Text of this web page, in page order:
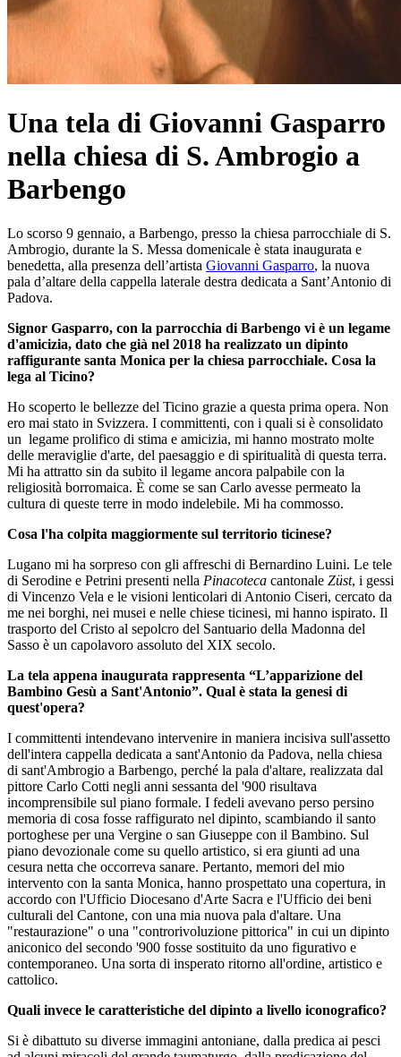
Una tela di Giovanni Gasparro
nella chiesa di S. Ambrogio a
Barbengo
Lo scorso 9 gennaio, a Barbengo, presso la chiesa parrocchiale di S.
Ambrogio, durante la S. Messa domenicale è stata inaugurata e
benedetta, alla presenza dell’artista Giovanni Gasparro, la nuova
pala d’altare della cappella laterale destra dedicata a Sant’Antonio di
Padova.
Signor Gasparro, con la parrocchia di Barbengo vi è un legame
d'amicizia, dato che già nel 2018 ha realizzato un dipinto
raffigurante santa Monica per la chiesa parrocchiale. Cosa la
lega al Ticino?
Ho scoperto le bellezze del Ticino grazie a questa prima opera. Non
ero mai stato in Svizzera. I committenti, con i quali si è consolidato
un legame prolifico di stima e amicizia, mi hanno mostrato molte
delle meraviglie d'arte, del paesaggio e di spiritualità di questa terra.
Mi ha attratto sin da subito il legame ancora palpabile con la
religiosità borromaica. È come se san Carlo avesse permeato la
cultura di queste terre in modo indelebile. Mi ha commosso.
Cosa l'ha colpita maggiormente sul territorio ticinese?
Lugano mi ha sorpreso con gli affreschi di Bernardino Luini. Le tele
di Serodine e Petrini presenti nella Pinacoteca cantonale Züst, i gessi
di Vincenzo Vela e le visioni lenticolari di Antonio Ciseri, cercato da
me nei borghi, nei musei e nelle chiese ticinesi, mi hanno ispirato. Il
trasporto del Cristo al sepolcro del Santuario della Madonna del
Sasso è un capolavoro assoluto del XIX secolo.
La tela appena inaugurata rappresenta “L’apparizione del
Bambino Gesù a Sant'Antonio”. Qual è stata la genesi di
quest'opera?
I committenti intendevano intervenire in maniera incisiva sull'assetto
dell'intera cappella dedicata a sant'Antonio da Padova, nella chiesa
di sant'Ambrogio a Barbengo, perché la pala d'altare, realizzata dal
pittore Carlo Cotti negli anni sessanta del '900 risultava
incomprensibile sul piano formale. I fedeli avevano perso persino
memoria di cosa fosse raffigurato nel dipinto, scambiando il santo
portoghese per una Vergine o san Giuseppe con il Bambino. Sul
piano devozionale come su quello artistico, si era giunti ad una
cesura netta che occorreva sanare. Pertanto, memori del mio
intervento con la santa Monica, hanno prospettato una copertura, in
accordo con l'Ufficio Diocesano d'Arte Sacra e l'Ufficio dei beni
culturali del Cantone, con una mia nuova pala d'altare. Una
"restaurazione" o una "controrivoluzione pittorica" in cui un dipinto
aniconico del secondo '900 fosse sostituito da uno figurativo e
contemporaneo. Una sorta di insperato ritorno all'ordine, artistico e
cattolico.
Quali invece le caratteristiche del dipinto a livello iconografico?
Si è dibattuto su diverse immagini antoniane, dalla predica ai pesci